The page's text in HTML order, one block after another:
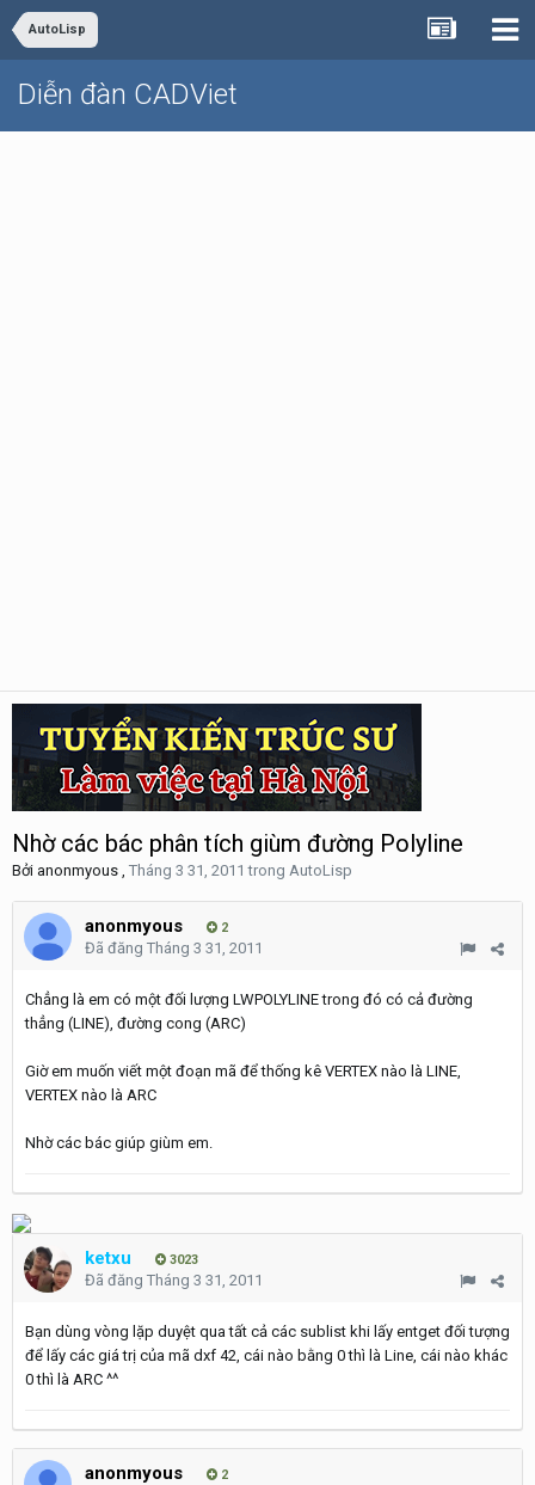
AutoLisp
Diễn đàn CADViet
Nhờ các bác phân tích giùm đường Polyline
Bởi anonmyous , Tháng 3 31, 2011trong AutoLisp
anonmyous 2
Đã đăng Tháng 3 31, 2011
Chẳng là em có một đối lượng LWPOLYLINE trong đó có cả đường
thẳng (LINE), đường cong (ARC)
Giờ em muốn viết một đoạn mã để thống kê VERTEX nào là LINE,
VERTEX nào là ARC
Nhờ các bác giúp giùm em.
ketxu 3023
Đã đăng Tháng 3 31, 2011
Bạn dùng vòng lặp duyệt qua tất cả các sublist khi lấy entget đối tượng
để lấy các giá trị của mã dxf 42, cái nào bằng 0 thì là Line, cái nào khác
0 thì là ARC ^^
anonmyous 2